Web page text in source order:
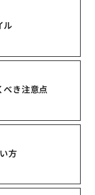
ル
き注意点
方